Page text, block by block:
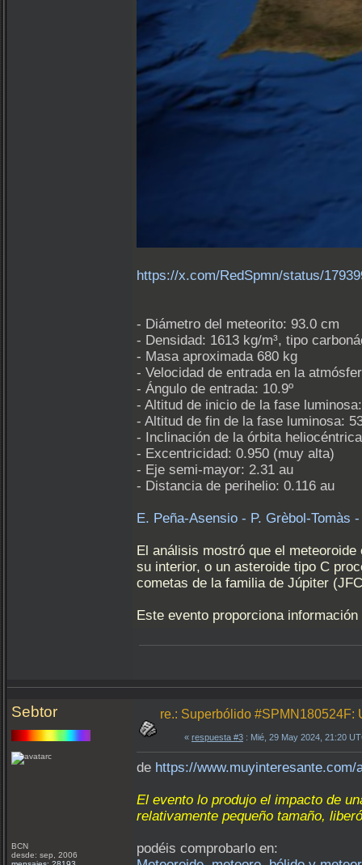
https://x.com/RedSpmn/status/
- Diámetro del meteorito: 93.0 cm
- Densidad: 1613 kg/m³, tipo
- Masa aproximada 680 kg
- Velocidad de entrada en la
- Ángulo de entrada: 10.9º
- Altitud de inicio de la fase
- Altitud de fin de la fase luminosa:
- Inclinación de la órbita
- Excentricidad: 0.950 (muy alta)
- Eje semi-mayor: 2.31 au
- Distancia de perihelio: 0.116 au
E. Peña-Asensio - P. Grèbol-Tomàs
El análisis mostró que el
su interior, o un asteroide tipo C
cometas de la familia de Júpiter
Este evento proporciona
Sebtor
BCN
desde: sep, 2006
re.: Superbólido
« respuesta #3 : Mié, 29 May 2024, 21:20
de https://www.muyinteresante.com/
El evento lo produjo el impacto de
relativamente pequeño tamaño,
podéis comprobarlo en: